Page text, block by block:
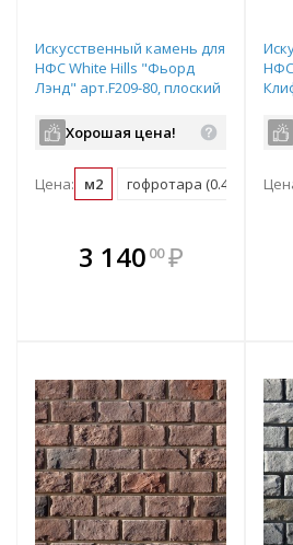
Искусственный камень для
НФС White Hills "Фьорд
Лэнд" арт.F209-80, плоский
Хорошая цена!
Цена: м2 гофротара (0.4 м2)
3 140 00 ₽
НФС
В комплекте
всегда выгоднее!